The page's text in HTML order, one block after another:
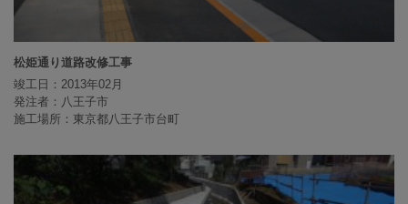
松姫通り道路改修工事
竣工日：2013年02月
発注者：八王子市
施工場所：東京都八王子市台町